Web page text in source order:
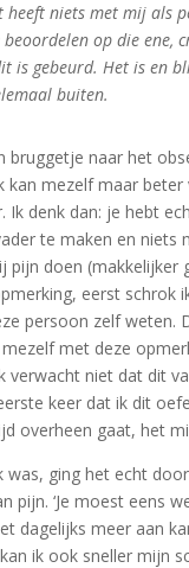
heeft niets met mij als
beoordelen op die ene,
is gebeurd. Het is en
buiten.
bruggetje naar het
kan mezelf maar
Ik denk dan: je hebt
te maken en niets
pijn doen (makkelijker
eerst schrok
persoon zelf
met deze
verwacht niet dat dit
keer dat ik dit
overheen gaat, het
was, ging het echt
pijn. ‘Je moest eens
dagelijks meer aan
ik ook sneller mijn